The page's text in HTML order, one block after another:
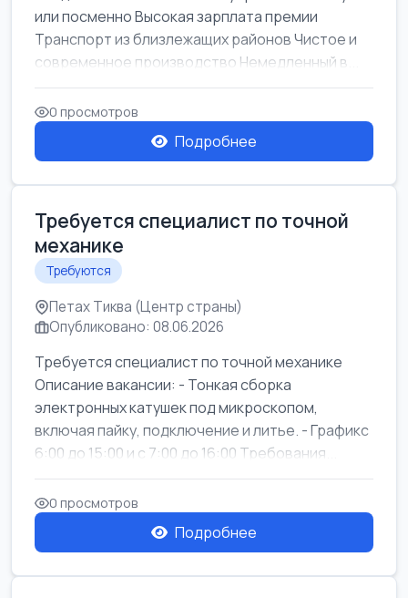
или посменно Высокая зарплата премии
Транспорт из близлежащих районов Чистое и
современное производство Немедленный в...
0 просмотров
Подробнее
Требуется специалист по точной
механике
Требуются
Петах Тиква (Центр страны)
Опубликовано: 08.06.2026
Требуется специалист по точной механике
Описание вакансии: - Тонкая сборка
электронных катушек под микроскопом,
включая пайку, подключение и литье. - Графикс
6:00 до 15:00 и с 7:00 до 16:00 Требования...
0 просмотров
Подробнее